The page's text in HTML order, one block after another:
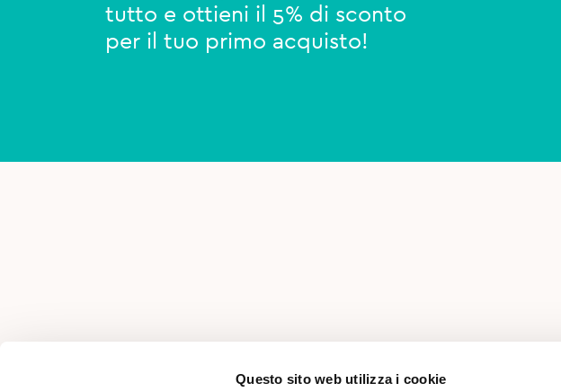
Questo sito web utilizza i cookie
tutto e ottieni il 5% di sconto
per il tuo primo acquisto!